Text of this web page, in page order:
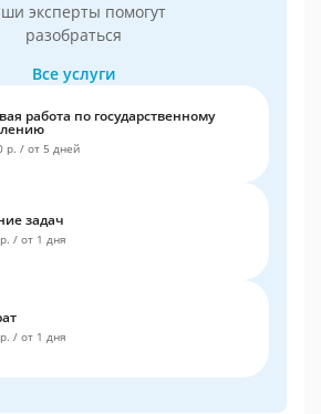
эксперты помогут
разобраться
Все услуги
работа по государственному
р. / от 5 дней
задач
/ от 1 дня
/ от 1 дня